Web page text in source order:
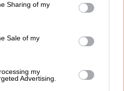
behaviour. You may click to
and its third-party tags to
purposes in below Google
Sharing of my
Sale of my
my
Advertising.